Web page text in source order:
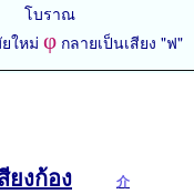
โบราณ
ใหม่ φกลายเป็นเสียง "ฟ"
งก้อง 介